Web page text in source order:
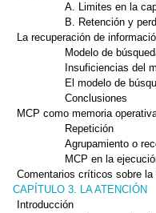
A. Limites en la
B. Retención y
La recuperación de
Modelo de
Insuficiencias del
El modelo de
Conclusiones
MCP como memoria
Repetición
Agrupamiento o
MCP en la
Comentarios críticos sobre
CAPÍTULO 3. LA ATENCIÓN
Introducción